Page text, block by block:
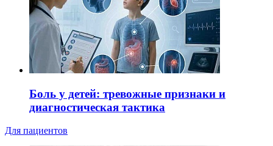
Боль у детей: тревожные признаки и
диагностическая тактика
Для пациентов